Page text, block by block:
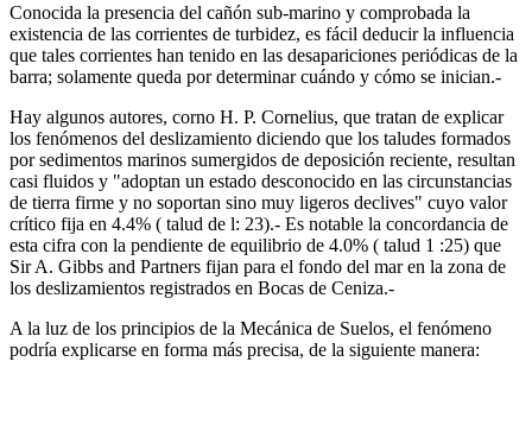
Conocida la presencia del cañón sub-marino y comprobada la
existencia de las corrientes de turbidez, es fácil deducir la influencia
que tales corrientes han tenido en las desapariciones periódicas de la
barra; solamente queda por determinar cuándo y cómo se inician.-
Hay algunos autores, corno H. P. Cornelius, que tratan de explicar
los fenómenos del deslizamiento diciendo que los taludes formados
por sedimentos marinos sumergidos de deposición reciente, resultan
casi fluidos y "adoptan un estado desconocido en las circunstancias
de tierra firme y no soportan sino muy ligeros declives" cuyo valor
crítico fija en 4.4% ( talud de l: 23).- Es notable la concordancia de
esta cifra con la pendiente de equilibrio de 4.0% ( talud 1 :25) que
Sir A. Gibbs and Partners fijan para el fondo del mar en la zona de
los deslizamientos registrados en Bocas de Ceniza.-
A la luz de los principios de la Mecánica de Suelos, el fenómeno
podría explicarse en forma más precisa, de la siguiente manera: